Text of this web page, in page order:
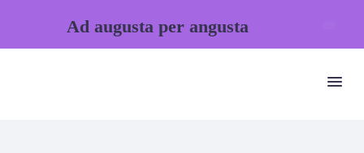
Ad augusta per angusta